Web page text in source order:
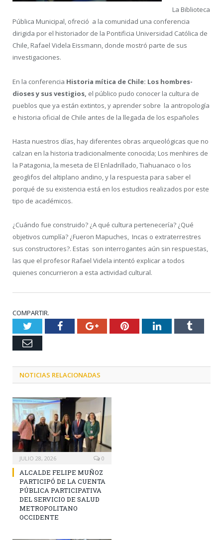
La Biblioteca
Pública Municipal, ofreció a la comunidad una conferencia
dirigida por el historiador de la Pontificia Universidad Católica de
Chile, Rafael Videla Eissmann, donde mostró parte de sus
investigaciones.
En la conferencia Historia mítica de Chile: Los hombres-
dioses y sus vestigios, el público pudo conocer la cultura de
pueblos que ya están extintos, y aprender sobre la antropología
e historia oficial de Chile antes de la llegada de los españoles
Hasta nuestros días, hay diferentes obras arqueológicas que no
calzan en la historia tradicionalmente conocida; Los menhires de
la Patagonia, la meseta de El Enladrillado, Tiahuanaco o los
geoglifos del altiplano andino, y la respuesta para saber el
porqué de su existencia está en los estudios realizados por este
tipo de académicos.
¿Cuándo fue construido? ¿A qué cultura pertenecería? ¿Qué
objetivos cumplía? ¿Fueron Mapuches, Incas o extraterrestres
sus constructores?. Estas son interrogantes aún sin respuestas,
las que el profesor Rafael Videla intentó explicar a todos
quienes concurrieron a esta actividad cultural.
COMPARTIR.
TwitterFacebookGoogle+PinterestLinkedInTumblr
Email
NOTICIAS RELACIONADAS
JULIO 28, 2026 0
ALCALDE FELIPE MUÑOZ
PARTICIPÓ DE LA CUENTA
PÚBLICA PARTICIPATIVA
DEL SERVICIO DE SALUD
METROPOLITANO
OCCIDENTE